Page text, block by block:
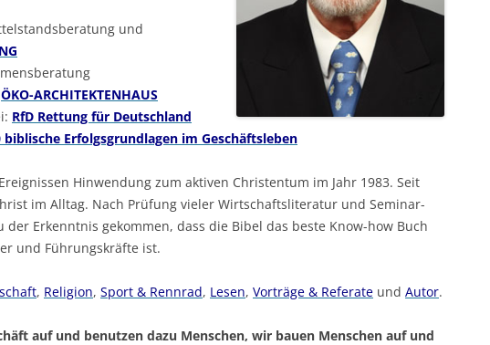
und
ÖKO-ARCHITEKTENHAUS
RfD Rettung für Deutschland
biblische Erfolgsgrundlagen im Geschäftsleben
Hinwendung zum aktiven Christentum im Jahr 1983. Seit
im Alltag. Nach Prüfung vieler Wirtschaftsliteratur und Seminar-
der Erkenntnis gekommen, dass die Bibel das beste Know-how Buch
und Führungskräfte ist.
, Religion, Sport & Rennrad, Lesen, Vorträge & Referate und Autor.
auf und benutzen dazu Menschen, wir bauen Menschen auf und